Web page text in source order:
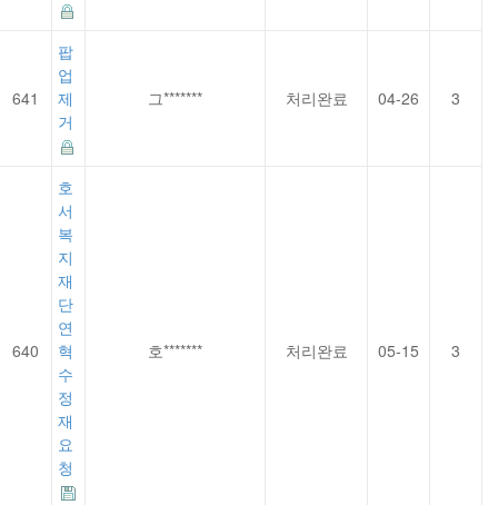
641
팝
업
제
거
그******* 처리완료 04-26 3
640
호
서
복
지
재
단
연
혁
수
정
재
요
청
호******* 처리완료 05-15 3